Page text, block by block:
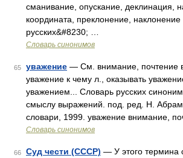
сманивание, опускание, деклинация,
координата, преклонение,
русских&#8230; …
Словарь синонимов
65 уважение — См. внимание, почтение
уважение к чему л., оказывать
уважением... Словарь русских
смыслу выражений. под. ред. Н.
словари, 1999. уважение внимание,
Словарь синонимов
66 Суд чести (СССР) — У этого термина